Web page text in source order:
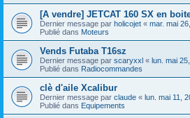
[A vendre] JETCAT 160 SX en
Dernier message par holicojet « mar. mai
Publié dans Moteurs
Vends Futaba T16sz
Dernier message par scaryxxl « lun. mai
Publié dans Radiocommandes
clè d'aile Xcalibur
Dernier message par claude « lun. mai 11,
Publié dans Equipements